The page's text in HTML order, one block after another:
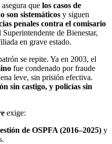
que los casos de
son sistemáticos y siguen
penales contra el comisario
Superintendente de Bienestar,
en grave estado.
se repite. Ya en 2003, el
fue condenado por fraude
leve, sin prisión efectiva.
sin castigo, y policías sin
exige:
de OSPFA (2016–2025) y